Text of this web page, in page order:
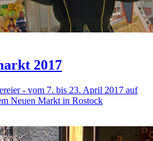
2017
- vom 7. bis 23. April 2017 auf
Neuen Markt in Rostock